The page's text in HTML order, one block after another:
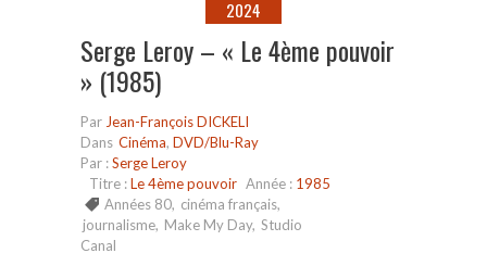
2024
Serge Leroy – « Le 4ème pouvoir
» (1985)
Par Jean-François DICKELI
Dans Cinéma, DVD/Blu-Ray
Par :Serge Leroy
Titre :Le 4ème pouvoir Année : 1985
Années 80, cinéma français,
journalisme, Make My Day, Studio
Canal